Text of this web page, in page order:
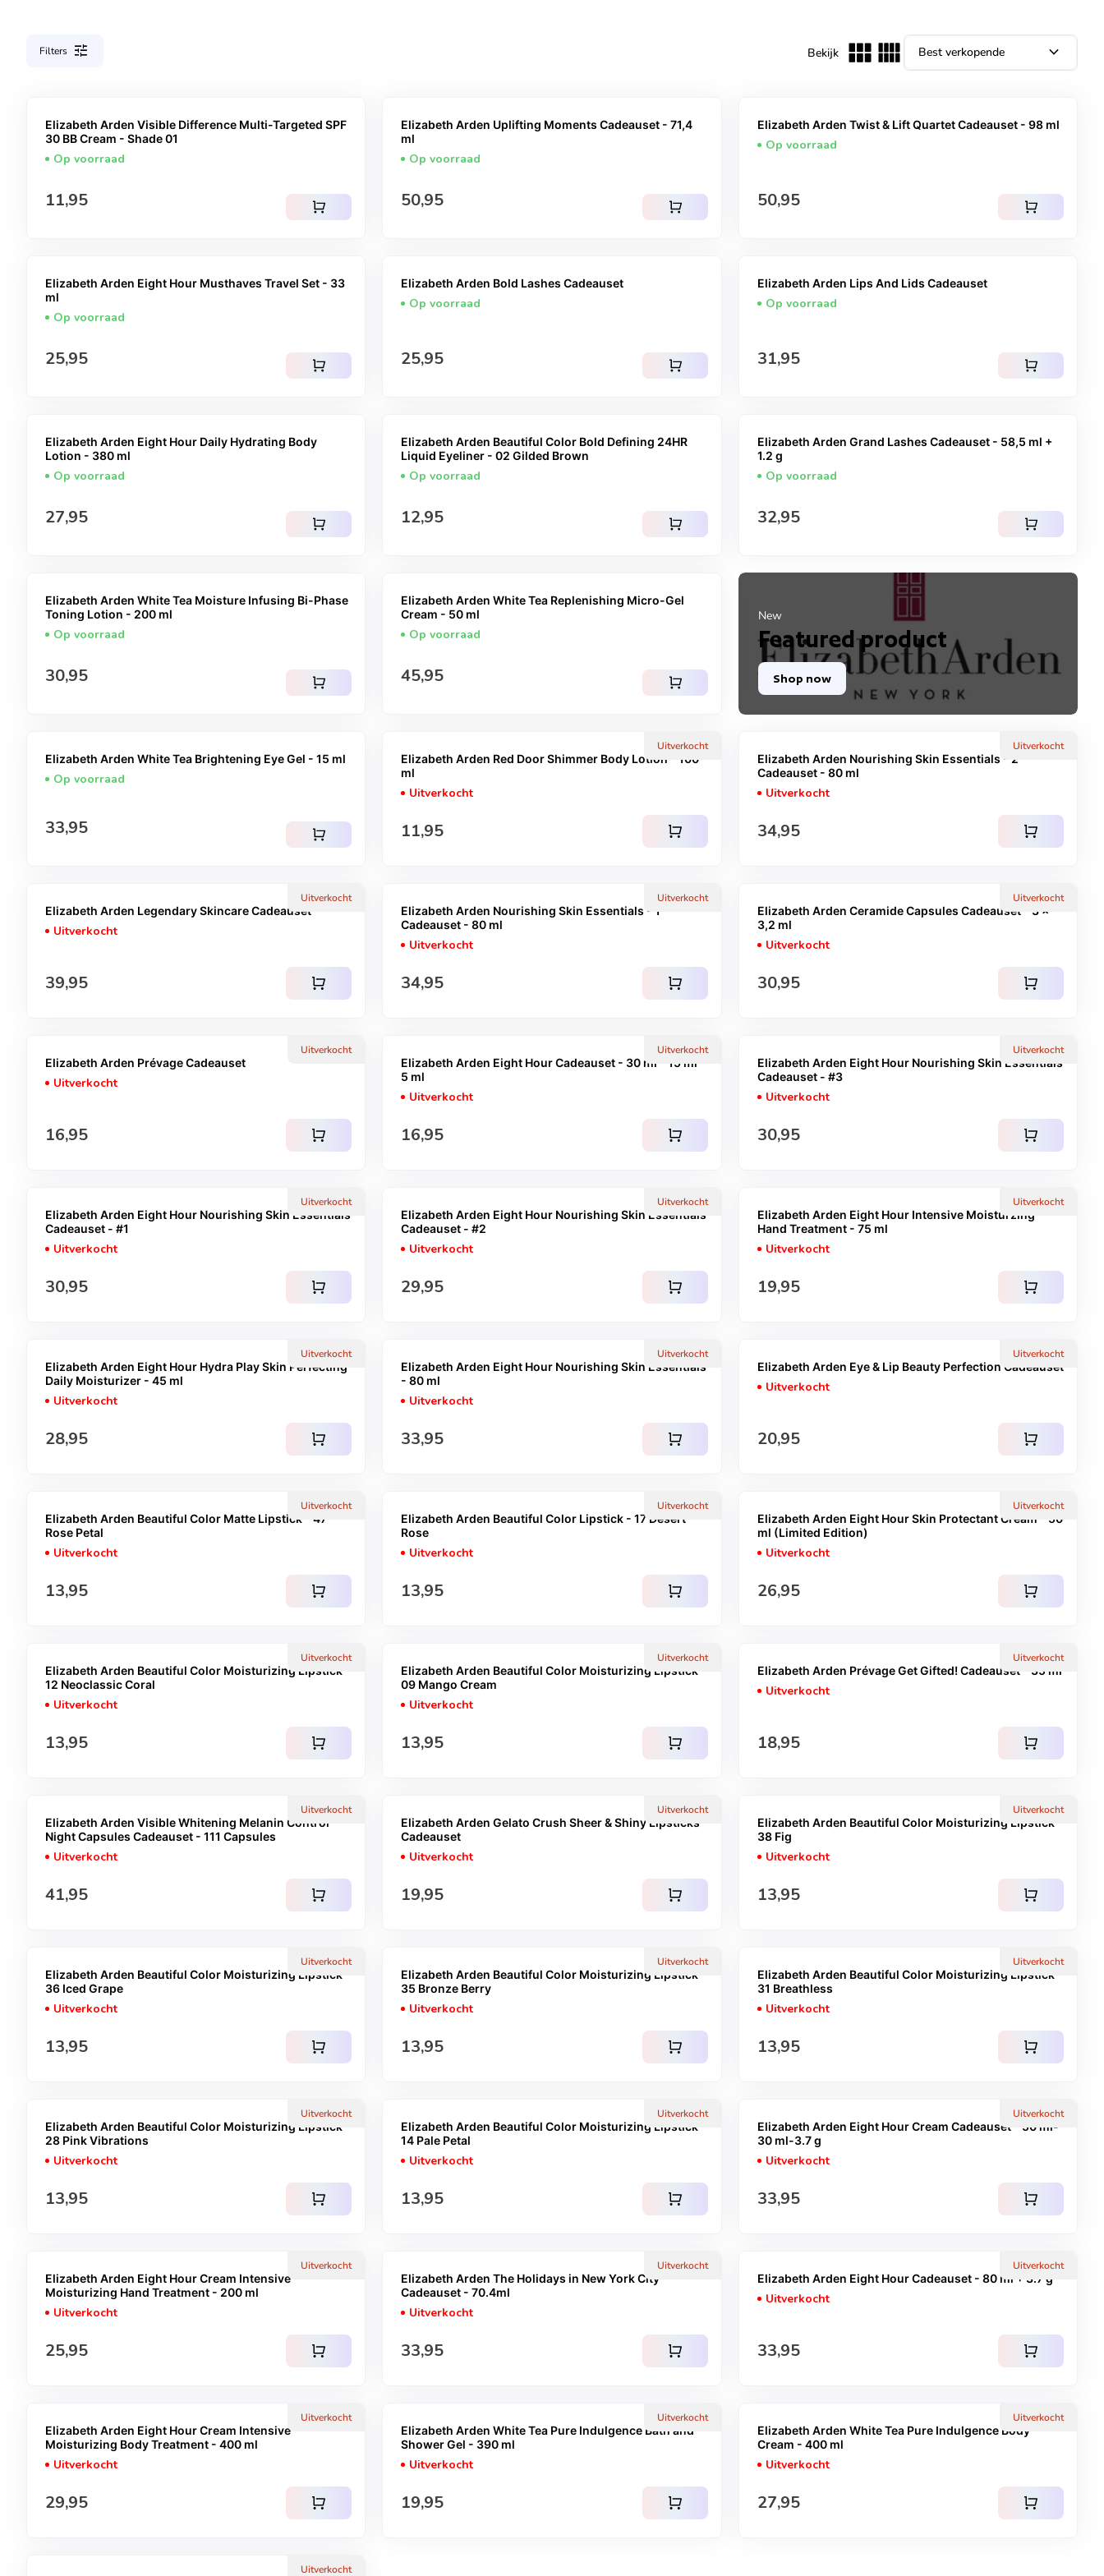
Filters tune Bekijk expand_more
New
Featured product
Shop now
Elizabeth Arden Visible Difference Multi-Targeted SPF
30 BB Cream - Shade 01
Op voorraad
Normale prijs
11,95 shopping_cart
Elizabeth Arden Uplifting Moments Cadeauset - 71,4
ml
Op voorraad
Normale prijs
50,95 shopping_cart
Elizabeth Arden Twist & Lift Quartet Cadeauset - 98 ml
Op voorraad
Normale prijs
50,95 shopping_cart
Elizabeth Arden Eight Hour Musthaves Travel Set - 33
ml
Op voorraad
Normale prijs
25,95 shopping_cart
Elizabeth Arden Bold Lashes Cadeauset
Op voorraad
Normale prijs
25,95 shopping_cart
Elizabeth Arden Lips And Lids Cadeauset
Op voorraad
Normale prijs
31,95 shopping_cart
Elizabeth Arden Eight Hour Daily Hydrating Body
Lotion - 380 ml
Op voorraad
Normale prijs
27,95 shopping_cart
Elizabeth Arden Beautiful Color Bold Defining 24HR
Liquid Eyeliner - 02 Gilded Brown
Op voorraad
Normale prijs
12,95 shopping_cart
Elizabeth Arden Grand Lashes Cadeauset - 58,5 ml +
1.2 g
Op voorraad
Normale prijs
32,95 shopping_cart
Elizabeth Arden White Tea Moisture Infusing Bi-Phase
Toning Lotion - 200 ml
Op voorraad
Normale prijs
30,95 shopping_cart
Elizabeth Arden White Tea Replenishing Micro-Gel
Cream - 50 ml
Op voorraad
Normale prijs
45,95 shopping_cart
Elizabeth Arden White Tea Brightening Eye Gel - 15 ml
Op voorraad
Normale prijs
33,95 shopping_cart
Uitverkocht
Elizabeth Arden Red Door Shimmer Body Lotion - 100
ml
Uitverkocht
Normale prijs
11,95 shopping_cart
Uitverkocht
Elizabeth Arden Nourishing Skin Essentials - 2
Cadeauset - 80 ml
Uitverkocht
Normale prijs
34,95 shopping_cart
Uitverkocht
Elizabeth Arden Legendary Skincare Cadeauset
Uitverkocht
Normale prijs
39,95 shopping_cart
Uitverkocht
Elizabeth Arden Nourishing Skin Essentials - 1
Cadeauset - 80 ml
Uitverkocht
Normale prijs
34,95 shopping_cart
Uitverkocht
Elizabeth Arden Ceramide Capsules Cadeauset - 3 x
3,2 ml
Uitverkocht
Normale prijs
30,95 shopping_cart
Uitverkocht
Elizabeth Arden Prévage Cadeauset
Uitverkocht
Normale prijs
16,95 shopping_cart
Uitverkocht
Elizabeth Arden Eight Hour Cadeauset - 30 ml - 15 ml -
5 ml
Uitverkocht
Normale prijs
16,95 shopping_cart
Uitverkocht
Elizabeth Arden Eight Hour Nourishing Skin Essentials
Cadeauset - #3
Uitverkocht
Normale prijs
30,95 shopping_cart
Uitverkocht
Elizabeth Arden Eight Hour Nourishing Skin Essentials
Cadeauset - #1
Uitverkocht
Normale prijs
30,95 shopping_cart
Uitverkocht
Elizabeth Arden Eight Hour Nourishing Skin Essentials
Cadeauset - #2
Uitverkocht
Normale prijs
29,95 shopping_cart
Uitverkocht
Elizabeth Arden Eight Hour Intensive Moisturzing
Hand Treatment - 75 ml
Uitverkocht
Normale prijs
19,95 shopping_cart
Uitverkocht
Elizabeth Arden Eight Hour Hydra Play Skin Perfecting
Daily Moisturizer - 45 ml
Uitverkocht
Normale prijs
28,95 shopping_cart
Uitverkocht
Elizabeth Arden Eight Hour Nourishing Skin Essentials
- 80 ml
Uitverkocht
Normale prijs
33,95 shopping_cart
Uitverkocht
Elizabeth Arden Eye & Lip Beauty Perfection Cadeauset
Uitverkocht
Normale prijs
20,95 shopping_cart
Uitverkocht
Elizabeth Arden Beautiful Color Matte Lipstick - 47
Rose Petal
Uitverkocht
Normale prijs
13,95 shopping_cart
Uitverkocht
Elizabeth Arden Beautiful Color Lipstick - 17 Desert
Rose
Uitverkocht
Normale prijs
13,95 shopping_cart
Uitverkocht
Elizabeth Arden Eight Hour Skin Protectant Cream - 50
ml (Limited Edition)
Uitverkocht
Normale prijs
26,95 shopping_cart
Uitverkocht
Elizabeth Arden Beautiful Color Moisturizing Lipstick -
12 Neoclassic Coral
Uitverkocht
Normale prijs
13,95 shopping_cart
Uitverkocht
Elizabeth Arden Beautiful Color Moisturizing Lipstick -
09 Mango Cream
Uitverkocht
Normale prijs
13,95 shopping_cart
Uitverkocht
Elizabeth Arden Prévage Get Gifted! Cadeauset - 35 ml
Uitverkocht
Normale prijs
18,95 shopping_cart
Uitverkocht
Elizabeth Arden Visible Whitening Melanin Control
Night Capsules Cadeauset - 111 Capsules
Uitverkocht
Normale prijs
41,95 shopping_cart
Uitverkocht
Elizabeth Arden Gelato Crush Sheer & Shiny Lipsticks
Cadeauset
Uitverkocht
Normale prijs
19,95 shopping_cart
Uitverkocht
Elizabeth Arden Beautiful Color Moisturizing Lipstick -
38 Fig
Uitverkocht
Normale prijs
13,95 shopping_cart
Uitverkocht
Elizabeth Arden Beautiful Color Moisturizing Lipstick -
36 Iced Grape
Uitverkocht
Normale prijs
13,95 shopping_cart
Uitverkocht
Elizabeth Arden Beautiful Color Moisturizing Lipstick -
35 Bronze Berry
Uitverkocht
Normale prijs
13,95 shopping_cart
Uitverkocht
Elizabeth Arden Beautiful Color Moisturizing Lipstick -
31 Breathless
Uitverkocht
Normale prijs
13,95 shopping_cart
Uitverkocht
Elizabeth Arden Beautiful Color Moisturizing Lipstick -
28 Pink Vibrations
Uitverkocht
Normale prijs
13,95 shopping_cart
Uitverkocht
Elizabeth Arden Beautiful Color Moisturizing Lipstick -
14 Pale Petal
Uitverkocht
Normale prijs
13,95 shopping_cart
Uitverkocht
Elizabeth Arden Eight Hour Cream Cadeauset - 50 ml-
30 ml-3.7 g
Uitverkocht
Normale prijs
33,95 shopping_cart
Uitverkocht
Elizabeth Arden Eight Hour Cream Intensive
Moisturizing Hand Treatment - 200 ml
Uitverkocht
Normale prijs
25,95 shopping_cart
Uitverkocht
Elizabeth Arden The Holidays in New York City
Cadeauset - 70.4ml
Uitverkocht
Normale prijs
33,95 shopping_cart
Uitverkocht
Elizabeth Arden Eight Hour Cadeauset - 80 ml + 3.7 g
Uitverkocht
Normale prijs
33,95 shopping_cart
Uitverkocht
Elizabeth Arden Eight Hour Cream Intensive
Moisturizing Body Treatment - 400 ml
Uitverkocht
Normale prijs
29,95 shopping_cart
Uitverkocht
Elizabeth Arden White Tea Pure Indulgence Bath and
Shower Gel - 390 ml
Uitverkocht
Normale prijs
19,95 shopping_cart
Uitverkocht
Elizabeth Arden White Tea Pure Indulgence Body
Cream - 400 ml
Uitverkocht
Normale prijs
27,95 shopping_cart
Uitverkocht